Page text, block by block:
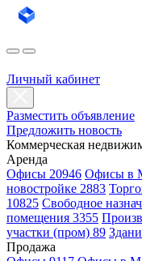
Личный кабинет
Разместить объявление
Предложить новость
Коммерческая
Аренда
Офисы 20946 Офисы в
новостройке 2883
10825 Свободное
помещения 3355
участки (пром) 89
Продажа